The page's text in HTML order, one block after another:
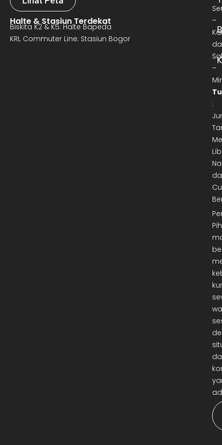
Halte & Stasiun Terdekat
Biskita K2 & K5: Halte Bapeda
KRL Commuter Line: Stasiun Bogor
–
–
: